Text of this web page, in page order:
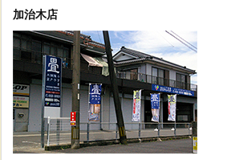
加治木店